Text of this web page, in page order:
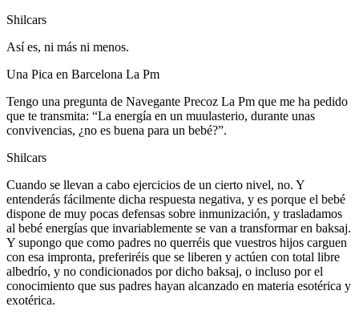
Shilcars
Así es, ni más ni menos.
Una Pica en Barcelona La Pm
Tengo una pregunta de Navegante Precoz La Pm que me ha pedido
que te transmita: “La energía en un muulasterio, durante unas
convivencias, ¿no es buena para un bebé?”.
Shilcars
Cuando se llevan a cabo ejercicios de un cierto nivel, no. Y
entenderás fácilmente dicha respuesta negativa, y es porque el bebé
dispone de muy pocas defensas sobre inmunización, y trasladamos
al bebé energías que invariablemente se van a transformar en baksaj.
Y supongo que como padres no querréis que vuestros hijos carguen
con esa impronta, preferiréis que se liberen y actúen con total libre
albedrío, y no condicionados por dicho baksaj, o incluso por el
conocimiento que sus padres hayan alcanzado en materia esotérica y
exotérica.